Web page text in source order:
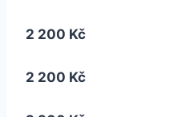
2 200 Kč
2 200 Kč